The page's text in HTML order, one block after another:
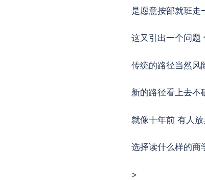
是愿意按部就班走
这又引出一个问题
传统的路径当然风
新的路径看上去不
就像十年前 有人
选择读什么样的商
>